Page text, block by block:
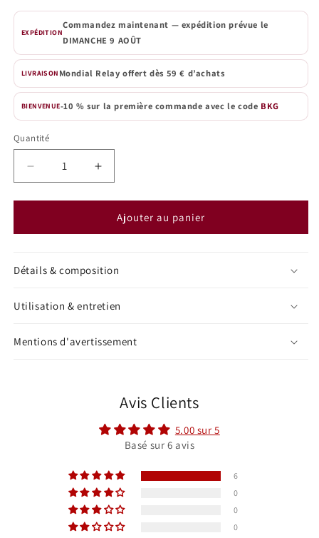
EXPÉDITION
Commandez maintenant — expédition prévue le
DIMANCHE 9 AOÛT
LIVRAISON Mondial Relay offert dès 59 € d’achats
BIENVENUE-10 % sur la première commande avec le code BKG
Quantité
Quantité
Réduire
la
quantité
Bougie
(x6)
Augmenter
la
quantité
Bougie
(x6)
Ajouter au panier
Détails & composition
Utilisation & entretien
Mentions d'avertissement
Avis Clients
5.00 sur 5
Basé sur 6 avis
6
0
0
0